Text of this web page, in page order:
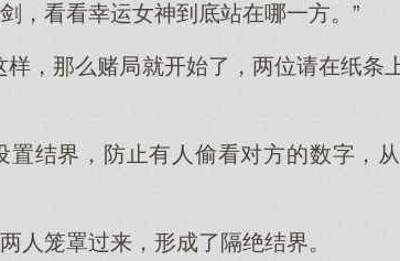
，看看幸运女神到底站在哪一方。”
，那么赌局就开始了，两位请在纸条
结界，防止有人偷看对方的数字，
人笼罩过来，形成了隔绝结界。